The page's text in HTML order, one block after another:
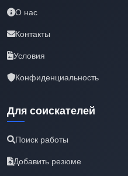
О нас
Контакты
Условия
Конфиденциальность
Для соискателей
Поиск работы
Добавить резюме